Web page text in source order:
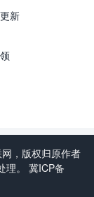
新
，版权归原作者
。 冀ICP备